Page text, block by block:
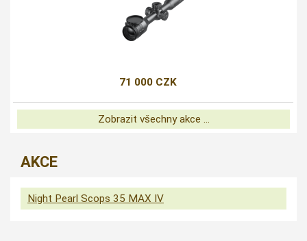
71 000 CZK
Zobrazit všechny akce ...
AKCE
Night Pearl Scops 35 MAX IV